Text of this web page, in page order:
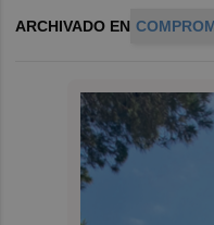
ARCHIVADO EN